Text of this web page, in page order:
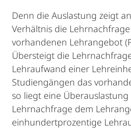
Denn die Auslastung zeigt
Verhältnis die
vorhandenen Lehrangebot
Übersteigt die
Lehraufwand einer
Studiengängen das
so liegt eine Überauslastung
Lehrnachfrage dem
einhundertprozentige